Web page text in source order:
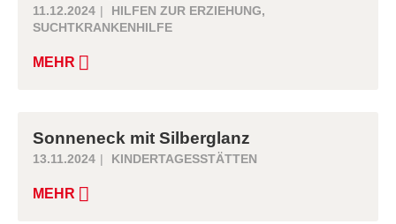
11.12.2024 HILFEN ZUR ERZIEHUNG,
SUCHTKRANKENHILFE
MEHR
Sonneneck mit Silberglanz
13.11.2024 KINDERTAGESSTÄTTEN
MEHR